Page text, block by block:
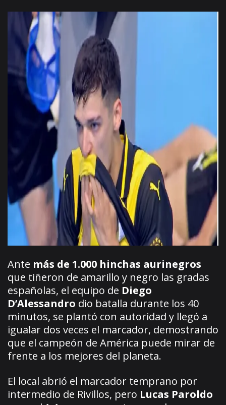
Ante más de 1.000 hinchas aurinegros
que tiñeron de amarillo y negro las gradas
españolas, el equipo de Diego
D’Alessandro dio batalla durante los 40
minutos, se plantó con autoridad y llegó a
igualar dos veces el marcador, demostrando
que el campeón de América puede mirar de
frente a los mejores del planeta.
El local abrió el marcador temprano por
intermedio de Rivillos, pero Lucas Paroldo